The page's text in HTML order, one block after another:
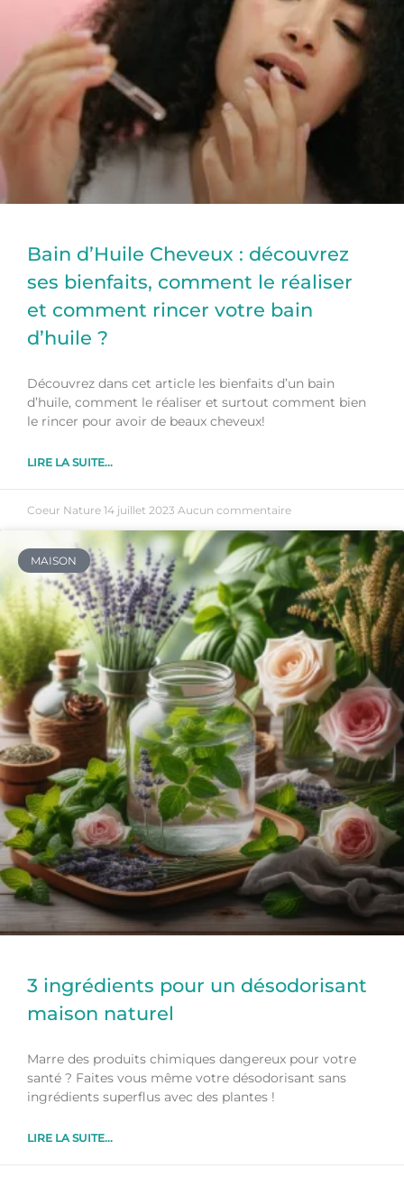
Bain d’Huile Cheveux : découvrez
ses bienfaits, comment le réaliser
et comment rincer votre bain
d’huile ?
Découvrez dans cet article les bienfaits d’un bain
d’huile, comment le réaliser et surtout comment bien
le rincer pour avoir de beaux cheveux!
LIRE LA SUITE...
Coeur Nature 14 juillet 2023 Aucun commentaire
MAISON
3 ingrédients pour un désodorisant
maison naturel
Marre des produits chimiques dangereux pour votre
santé ? Faites vous même votre désodorisant sans
ingrédients superflus avec des plantes !
LIRE LA SUITE...